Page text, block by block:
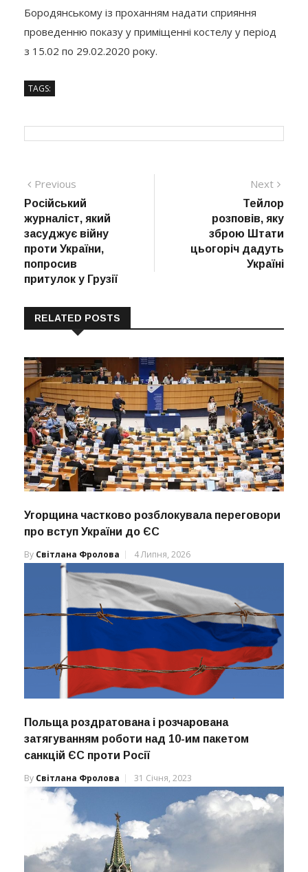
Бородянському із проханням надати сприяння
проведенню показу у приміщенні костелу у період
з 15.02 по 29.02.2020 року.
TAGS:
Навігація
записів
Previous
post:
Російський
журналіст, який
засуджує війну
проти України,
попросив
притулок у Грузії
Next
Тейлор
розповів, яку
зброю Штати
цьогоріч дадуть
Україні
RELATED POSTS
Угорщина частково розблокувала переговори
про вступ України до ЄС
By Світлана Фролова 4 Липня, 2026
Польща роздратована і розчарована
затягуванням роботи над 10-им пакетом
санкцій ЄС проти Росії
By Світлана Фролова 31 Січня, 2023